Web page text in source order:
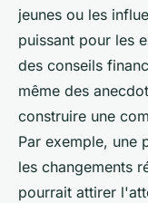
jeunes ou les
puissant pour les
des conseils
même des
construire une
Par exemple, une
les changements
pourrait attirer